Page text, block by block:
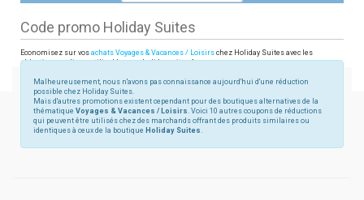
Code promo Holiday Suites
Economisez sur vos achats Voyages & Vacances / Loisirs chez Holiday Suites avec les
réductions en ligne utilisables sur holidaysuites.fr
Malheureusement, nous n'avons pas connaissance aujourd'hui d'une réduction
possible chez Holiday Suites.
Mais d'autres promotions existent cependant pour des boutiques alternatives de la
thématique Voyages & Vacances / Loisirs. Voici 10 autres coupons de réductions
qui peuvent être utilisés chez des marchands offrant des produits similaires ou
identiques à ceux de la boutique Holiday Suites.